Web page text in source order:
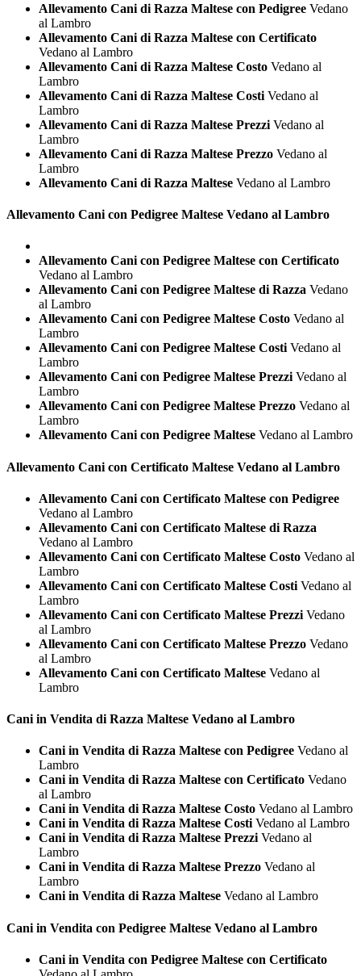
Allevamento Cani di Razza Maltese con Pedigree Vedano
al Lambro
Allevamento Cani di Razza Maltese con Certificato
Vedano al Lambro
Allevamento Cani di Razza Maltese Costo Vedano al
Lambro
Allevamento Cani di Razza Maltese Costi Vedano al
Lambro
Allevamento Cani di Razza Maltese Prezzi Vedano al
Lambro
Allevamento Cani di Razza Maltese Prezzo Vedano al
Lambro
Allevamento Cani di Razza Maltese Vedano al Lambro
Allevamento Cani con Pedigree Maltese Vedano al Lambro
Allevamento Cani con Pedigree Maltese con Certificato
Vedano al Lambro
Allevamento Cani con Pedigree Maltese di Razza Vedano
al Lambro
Allevamento Cani con Pedigree Maltese Costo Vedano al
Lambro
Allevamento Cani con Pedigree Maltese Costi Vedano al
Lambro
Allevamento Cani con Pedigree Maltese Prezzi Vedano al
Lambro
Allevamento Cani con Pedigree Maltese Prezzo Vedano al
Lambro
Allevamento Cani con Pedigree Maltese Vedano al Lambro
Allevamento Cani con Certificato Maltese Vedano al Lambro
Allevamento Cani con Certificato Maltese con Pedigree
Vedano al Lambro
Allevamento Cani con Certificato Maltese di Razza
Vedano al Lambro
Allevamento Cani con Certificato Maltese Costo Vedano al
Lambro
Allevamento Cani con Certificato Maltese Costi Vedano al
Lambro
Allevamento Cani con Certificato Maltese Prezzi Vedano
al Lambro
Allevamento Cani con Certificato Maltese Prezzo Vedano
al Lambro
Allevamento Cani con Certificato Maltese Vedano al
Lambro
Cani in Vendita di Razza Maltese Vedano al Lambro
Cani in Vendita di Razza Maltese con Pedigree Vedano al
Lambro
Cani in Vendita di Razza Maltese con Certificato Vedano
al Lambro
Cani in Vendita di Razza Maltese Costo Vedano al Lambro
Cani in Vendita di Razza Maltese CostiVedano al Lambro
Cani in Vendita di Razza Maltese PrezziVedano al
Lambro
Cani in Vendita di Razza Maltese Prezzo Vedano al
Lambro
Cani in Vendita di Razza Maltese Vedano al Lambro
Cani in Vendita con Pedigree Maltese Vedano al Lambro
Cani in Vendita con Pedigree Maltese con Certificato